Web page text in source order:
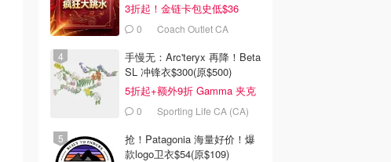
3折起！金链卡包史低$36
0 Coach Outlet CA
手慢无：Arc'teryx 再降！Beta
SL 冲锋衣$300(原$500)
5折起+额外9折 Gamma 夹克
$2380 Sporting Life CA (CA)
抢！Patagonia 海量好价！爆
款logo卫衣$54(原$109)